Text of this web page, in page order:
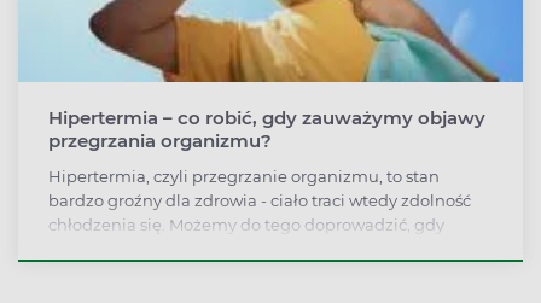
Hipertermia – co robić, gdy zauważymy objawy
przegrzania organizmu?
Hipertermia, czyli przegrzanie organizmu, to stan
bardzo groźny dla zdrowia - ciało traci wtedy zdolność
chłodzenia się. Możemy do tego doprowadzić, gdy